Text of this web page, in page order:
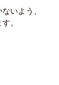
いよう、
。